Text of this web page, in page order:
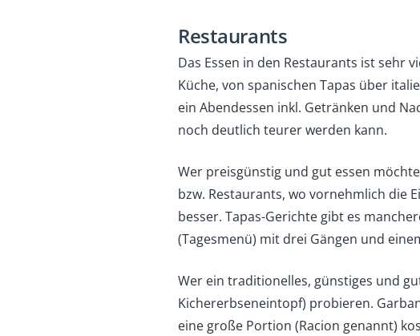
Restaurants
Das Essen in den Restaurants ist sehr
Küche, von spanischen Tapas über
ein Abendessen inkl. Getränken und
noch deutlich teurer werden kann.
Wer preisgünstig und gut essen
bzw. Restaurants, wo vornehmlich die
besser. Tapas-Gerichte gibt es
(Tagesmenü) mit drei Gängen und
Wer ein traditionelles, günstiges und
Kichererbseneintopf) probieren.
eine große Portion (Racion genannt)